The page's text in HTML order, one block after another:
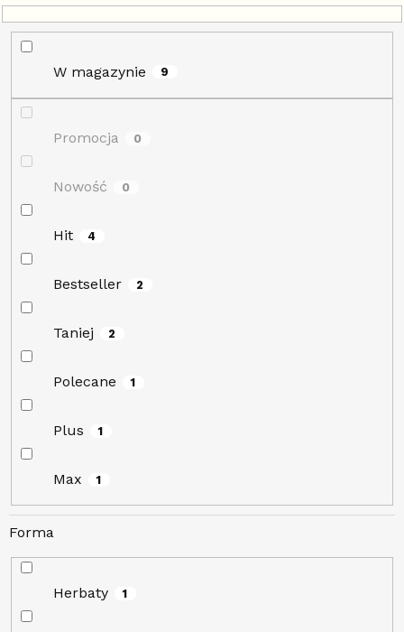
d
u
k
w
W magazynie 9
Promocja 0
Nowość 0
Hit 4
Bestseller 2
Taniej 2
Polecane 1
Plus 1
Max 1
Forma
Herbaty 1